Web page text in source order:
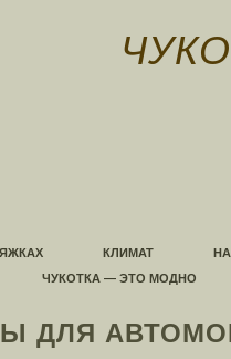
КЛИМАТ
ЧУКОТКА — ЭТО МОДНО
ДЛЯ